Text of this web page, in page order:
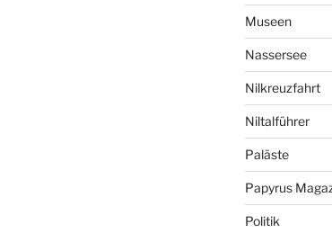
Museen
Nassersee
Nilkreuzfahrt
Niltalführer
Paläste
Papyrus
Politik